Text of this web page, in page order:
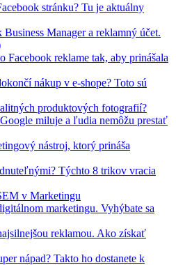
stránku? Tu je aktuálny
Manager a reklamný účet.
Facebook reklame tak, aby prinášala
nákup v e-shope? Toto sú
produktových fotografií?
miluje a ľudia nemôžu prestať
nástroj, ktorý prináša
Týchto 8 trikov vracia
v Marketingu
marketingu. Vyhýbate sa
reklamou. Ako získať
nápad? Takto ho dostanete k